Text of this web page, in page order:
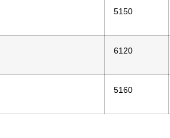
5150
6120
5160